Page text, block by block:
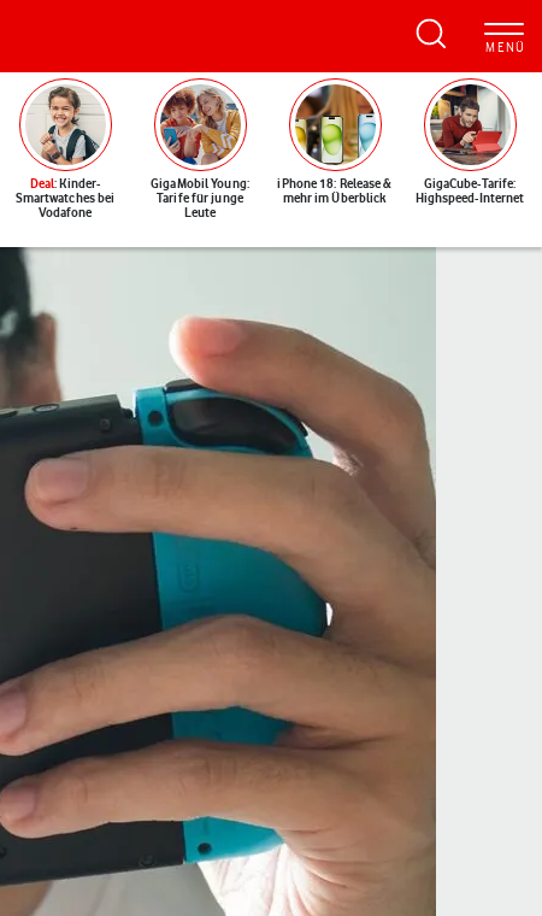
Deal: Kinder-
Smartwatches bei
Vodafone
GigaMobil Young:
Tarife für junge
Leute
iPhone 18: Release &
mehr im Überblick
GigaCube-Tarife:
Highspeed-Internet